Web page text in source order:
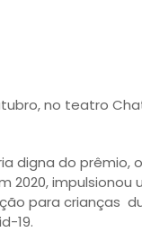
no teatro
digna do prêmio,
2020,
para crianças
19.